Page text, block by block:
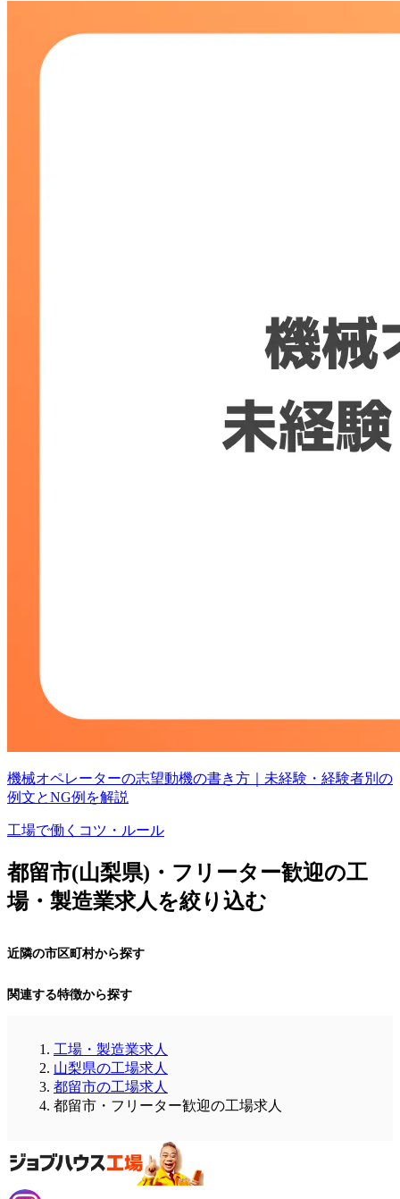
機械オペレーターの志望動機の書き方｜未経験・経験者別の
例文とNG例を解説
工場で働くコツ・ルール
都留市(山梨県)・フリーター歓迎の工
場・製造業求人を絞り込む
近隣の市区町村から探す
関連する特徴から探す
工場・製造業求人
山梨県の工場求人
都留市の工場求人
都留市・フリーター歓迎の工場求人